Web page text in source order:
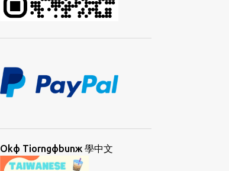
KORNGЯUAФ KORДCAЯ
LAMФTOЯ LANGЖCOФ
LANGЖCOФGIЯ LAYЯPAIФ
MAEФDANД MAФLAIЖ
Okф Tiorngфbunж 學中文